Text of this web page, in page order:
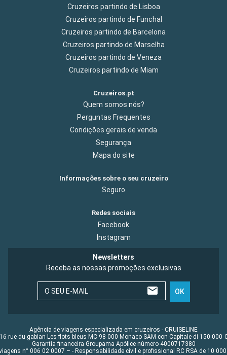
Cruzeiros partindo de Lisboa
Cruzeiros partindo de Funchal
Cruzeiros partindo de Barcelona
Cruzeiros partindo de Marselha
Cruzeiros partindo de Veneza
Cruzeiros partindo de Miam
Cruzeiros.pt
Quem somos nós?
Perguntas Frequentes
Condições gerais de venda
Segurança
Mapa do site
Informações sobre o seu cruzeiro
Seguro
Redes sociais
Facebook
Instagram
Newsletters
Receba as nossas promoções exclusivas
O SEU E-MAIL OK
Agência de viagens especializada em cruzeiros - CRUISELINE
16 rue du gabian Les flots bleus MC 98 000 Monaco SAM con Capitale di 150 000 €
Garantia financeira Groupama Apólice número 4000717380
n° 006 02 0007 – - Responsabilidade civil e profissional RC RSA de 10 000